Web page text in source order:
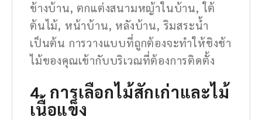
ข้างบ้าน, ตกแต่งสนามหญ้าในบ้าน, ใต้
ต้นไม้, หน้าบ้าน, หลังบ้าน, ริมสระน้ำ
เป็นต้น การวางแบบที่ถูกต้องจะทำให้ชิงช้า
ไม้ของคุณเข้ากับบริเวณที่ต้องการติดตั้ง
4. การเลือกไม้สักเก่าและไม้
เนื้อแข็ง